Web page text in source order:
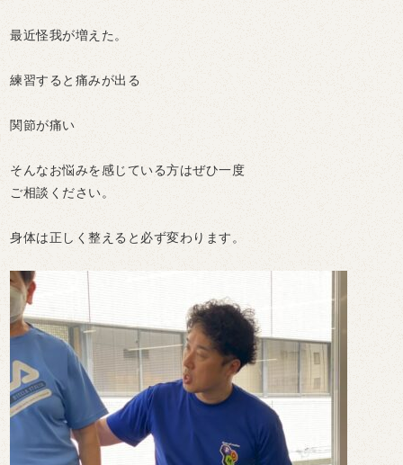
最近怪我が増えた。
練習すると痛みが出る
関節が痛い
そんなお悩みを感じている方はぜひ一度
ご相談ください。
身体は正しく整えると必ず変わります。